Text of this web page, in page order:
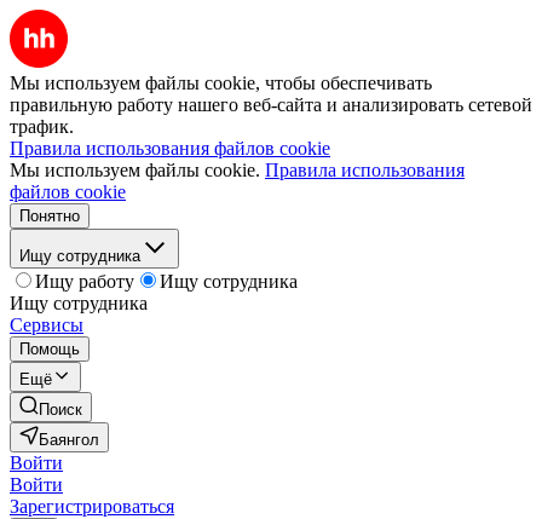
Мы используем файлы cookie, чтобы обеспечивать
правильную работу нашего веб-сайта и анализировать сетевой
трафик.
Правила использования файлов cookie
Мы используем файлы cookie. Правила использования
файлов cookie
Понятно
Ищу сотрудника
Ищу работу
Ищу сотрудника
Ищу сотрудника
Сервисы
Помощь
Ещё
Поиск
Баянгол
Войти
Войти
Зарегистрироваться